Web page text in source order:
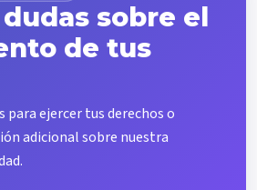
sobre el
de tus
para ejercer tus derechos o
adicional sobre nuestra